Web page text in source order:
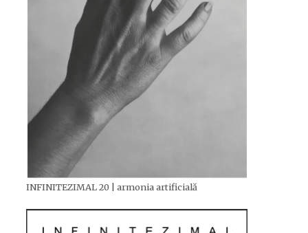
INFINITEZIMAL 20 | armonia artificială